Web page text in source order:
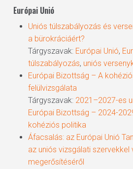
Európai Unió
Uniós túlszabályozás és
a bürokráciáért?
Tárgyszavak: Európai Unió,
túlszabályozás, uniós
Európai Bizottság – A
felülvizsgálata
Tárgyszavak: 2021–2027-es
Európai Bizottság – 2024-
kohéziós politika
Áfacsalás: az Európai Unió
az uniós vizsgálati
megerősítéséről